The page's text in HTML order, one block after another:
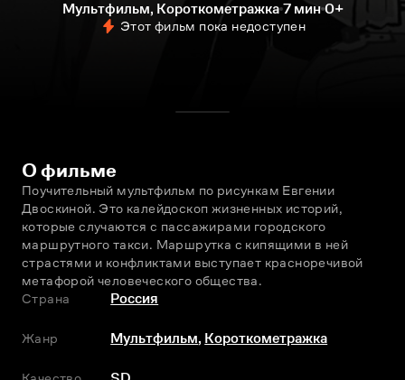
Мультфильм, Короткометражка 7 мин 0+
Этот фильм пока недоступен
О фильме
Поучительный мультфильм по рисункам Евгении
Двоскиной. Это калейдоскоп жизненных историй,
которые случаются с пассажирами городского
маршрутного такси. Маршрутка с кипящими в ней
страстями и конфликтами выступает красноречивой
метафорой человеческого общества.
Страна
Россия
Жанр Мультфильм, Короткометражка